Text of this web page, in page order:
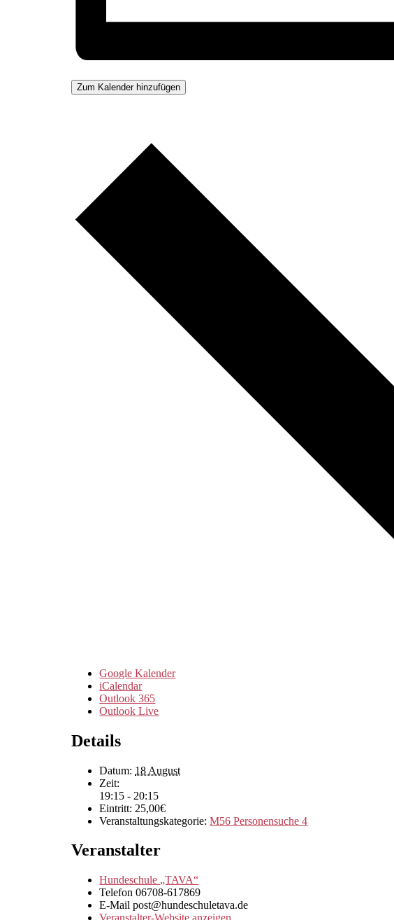
Zum Kalender hinzufügen
Google Kalender
iCalendar
Outlook 365
Outlook Live
Details
Datum: 18 August
Zeit:
19:15 - 20:15
Eintritt: 25,00€
Veranstaltungskategorie: M56 Personensuche 4
Veranstalter
Hundeschule „TAVA“
Telefon06708-617869
E-Mailpost@hundeschuletava.de